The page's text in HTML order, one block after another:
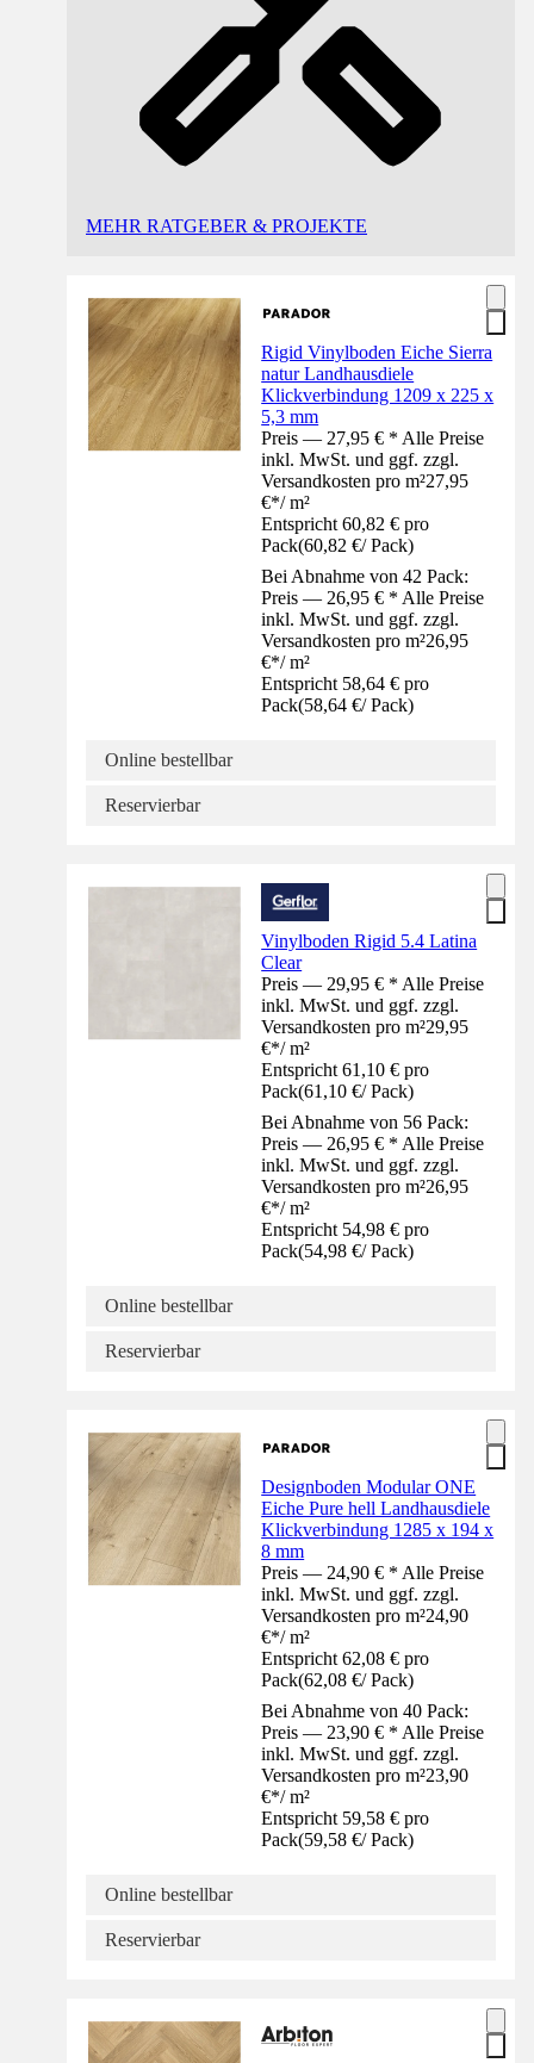
MEHR RATGEBER & PROJEKTE
Rigid Vinylboden Eiche Sierra
natur Landhausdiele
Klickverbindung 1209 x 225 x
5,3 mm
Preis — 27,95 € * Alle Preise
inkl. MwSt. und ggf. zzgl.
Versandkosten pro m²27,95
€*/ m²
Entspricht 60,82 € pro
Pack(60,82 €/ Pack)
Bei Abnahme von 42 Pack:
Preis — 26,95 € * Alle Preise
inkl. MwSt. und ggf. zzgl.
Versandkosten pro m²26,95
€*/ m²
Entspricht 58,64 € pro
Pack(58,64 €/ Pack)
Online bestellbar
Reservierbar
Vinylboden Rigid 5.4 Latina
Clear
Preis — 29,95 € * Alle Preise
inkl. MwSt. und ggf. zzgl.
Versandkosten pro m²29,95
€*/ m²
Entspricht 61,10 € pro
Pack(61,10 €/ Pack)
Bei Abnahme von 56 Pack:
Preis — 26,95 € * Alle Preise
inkl. MwSt. und ggf. zzgl.
Versandkosten pro m²26,95
€*/ m²
Entspricht 54,98 € pro
Pack(54,98 €/ Pack)
Online bestellbar
Reservierbar
Designboden Modular ONE
Eiche Pure hell Landhausdiele
Klickverbindung 1285 x 194 x
8 mm
Preis — 24,90 € * Alle Preise
inkl. MwSt. und ggf. zzgl.
Versandkosten pro m²24,90
€*/ m²
Entspricht 62,08 € pro
Pack(62,08 €/ Pack)
Bei Abnahme von 40 Pack:
Preis — 23,90 € * Alle Preise
inkl. MwSt. und ggf. zzgl.
Versandkosten pro m²23,90
€*/ m²
Entspricht 59,58 € pro
Pack(59,58 €/ Pack)
Online bestellbar
Reservierbar